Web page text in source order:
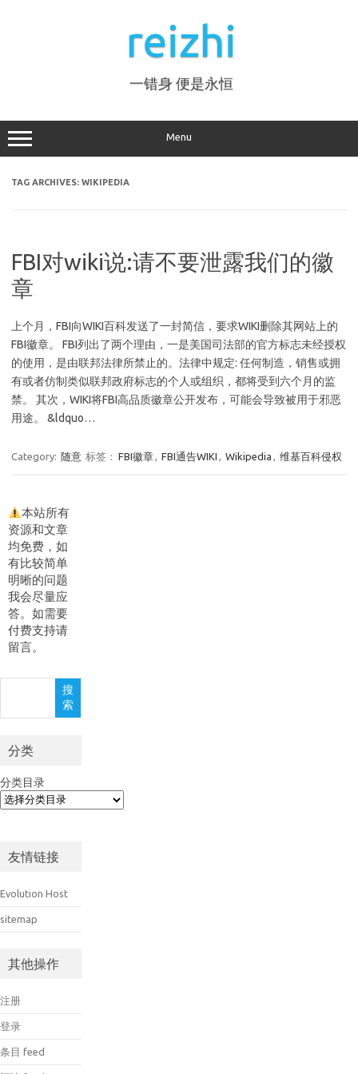
reizhi
一错身 便是永恒
Menu
TAG ARCHIVES: WIKIPEDIA
FBI对wiki说:请不要泄露我们的徽
章
上个月，FBI向WIKI百科发送了一封简信，要求WIKI删除其网站上的
FBI徽章。 FBI列出了两个理由，一是美国司法部的官方标志未经授权
的使用，是由联邦法律所禁止的。法律中规定: 任何制造，销售或拥
有或者仿制类似联邦政府标志的个人或组织，都将受到六个月的监
禁。 其次，WIKI将FBI高品质徽章公开发布，可能会导致被用于邪恶
用途。 &ldquo…
Category: 随意 标签： FBI徽章, FBI通告WIKI , Wikipedia , 维基百科侵权
本站所有
资源和文章
均免费，如
有比较简单
明晰的问题
我会尽量应
答。如需要
付费支持请
留言。
搜
索
分类
分类目录
友情链接
Evolution Host
sitemap
其他操作
注册
登录
条目 feed